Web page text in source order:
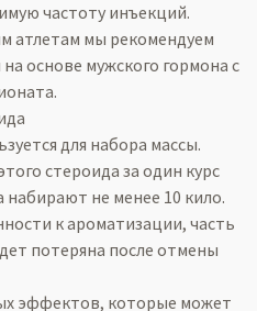
частоту инъекций.
атлетам мы рекомендуем
основе мужского гормона с
для набора массы.
стероида за один курс
не менее 10 кило.
к ароматизации, часть
потеряна после отмены
эффектов, которые может